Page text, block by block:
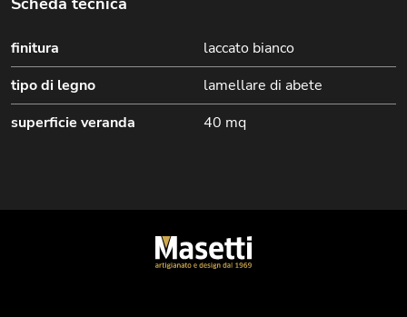
finitura
laccato bianco
tipo di legno
lamellare di abete
superficie veranda
40 mq